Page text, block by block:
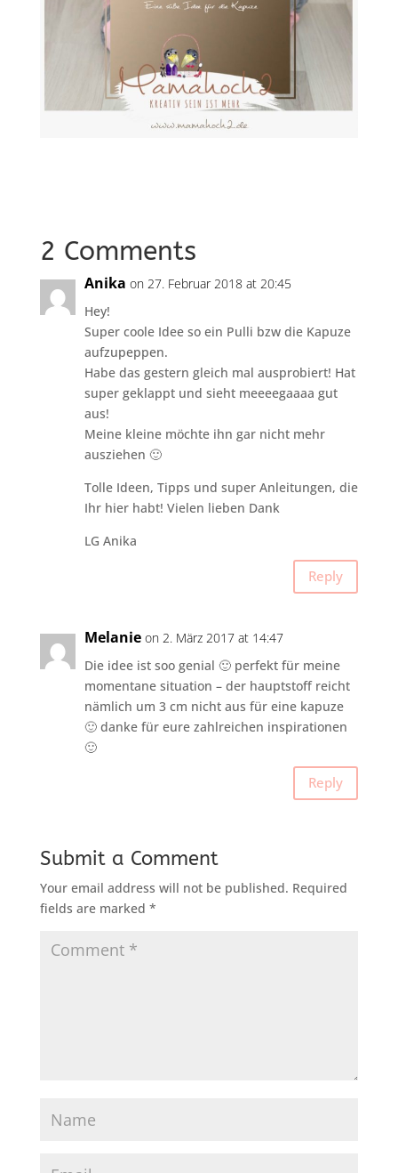
2 Comments
Anika on 27. Februar 2018 at 20:45
Hey!
Super coole Idee so ein Pulli bzw die Kapuze
aufzupeppen.
Habe das gestern gleich mal ausprobiert! Hat
super geklappt und sieht meeeegaaaa gut
aus!
Meine kleine möchte ihn gar nicht mehr
ausziehen 🙂
Tolle Ideen, Tipps und super Anleitungen, die
Ihr hier habt! Vielen lieben Dank
LG Anika
Reply
Melanie on 2. März 2017 at 14:47
Die idee ist soo genial 🙂 perfekt für meine
momentane situation – der hauptstoff reicht
nämlich um 3 cm nicht aus für eine kapuze
🙂 danke für eure zahlreichen inspirationen
🙂
Reply
Submit a Comment
Your email address will not be published. Required
fields are marked *